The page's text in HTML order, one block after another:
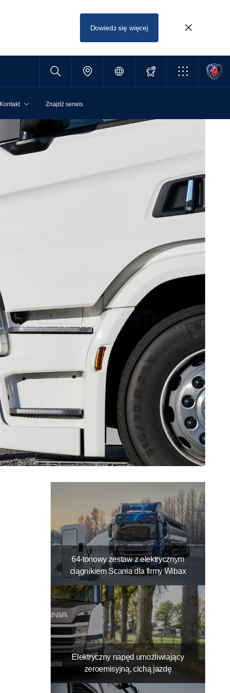
Dowiedz się więcej
Kontakt Znajdź serwis
64-tonowy zestaw z elektrycznym
ciągnikiem Scania dla firmy Wibax
Elektryczny napęd umożliwiający
zeroemisyjną, cichą jazdę